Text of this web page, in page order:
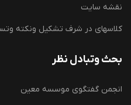
نقشه سایت
کلاسهای در شرف تشکیل ونکته
بحث وتبادل نظر
انجمن گفتگوی موسسه معین